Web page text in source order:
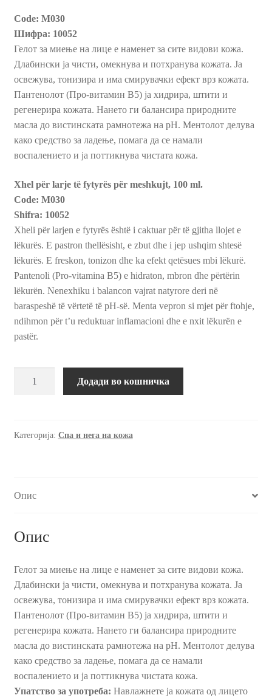
Пријава и Наплата
Продавница
Code: М030
Шифра: 10052
Гелот за миење на лице е наменет за сите видови кожа.
Длабински ја чисти, омекнува и потхранува кожата. Ја
освежува, тонизира и има смирувачки ефект врз кожата.
Пантенолот (Про-витамин В5) ја хидрира, штити и
регенерира кожата. Нането ги балансира природните
масла до вистинската рамнотежа на pH. Ментолот делува
како средство за ладење, помага да се намали
воспалението и ја поттикнува чистата кожа.
Xhel për larje të fytyrës për meshkujt, 100 ml.
Code: М030
Shifra: 10052
Xheli për larjen e fytyrës është i caktuar për të gjitha llojet e
lëkurës. E pastron thellësisht, e zbut dhe i jep ushqim shtesë
lëkurës. E freskon, tonizon dhe ka efekt qetësues mbi lëkurë.
Pantenoli (Pro-vitamina B5) e hidraton, mbron dhe përtërin
lëkurën. Nenexhiku i balancon vajrat natyrore deri në
baraspeshë të vërtetë të pH-së. Menta vepron si mjet për ftohje,
ndihmon për t’u reduktuar inflamacioni dhe e nxit lëkurën e
pastër.
лице
мл.
Додади во кошничка
Категорија: Спа и нега на кожа
Опис
Опис
Гелот за миење на лице е наменет за сите видови кожа.
Длабински ја чисти, омекнува и потхранува кожата. Ја
освежува, тонизира и има смирувачки ефект врз кожата.
Пантенолот (Про-витамин В5) ја хидрира, штити и
регенерира кожата. Нането ги балансира природните
масла до вистинската рамнотежа на pH. Ментолот делува
како средство за ладење, помага да се намали
воспалението и ја поттикнува чистата кожа.
Упатство за употреба: Навлажнете ја кожата од лицето